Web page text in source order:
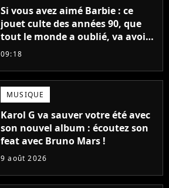
Si vous avez aimé Barbie : ce
jouet culte des années 90, que
tout le monde a oublié, va avoir
un film
09:18
MUSIQUE
Karol G va sauver votre été avec
son nouvel album : écoutez son
feat avec Bruno Mars !
9 août 2026